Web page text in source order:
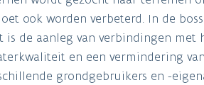
ook worden verbeterd. In de
is de aanleg van verbindingen
en een vermindering
grondgebruikers en -